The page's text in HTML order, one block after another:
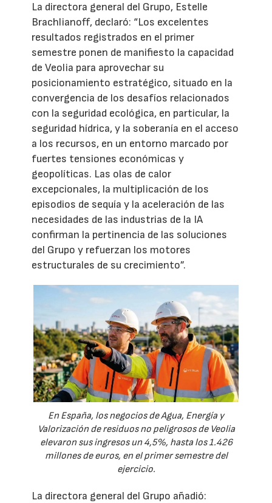
La directora general del Grupo, Estelle
Brachlianoff, declaró: “Los excelentes
resultados registrados en el primer
semestre ponen de manifiesto la capacidad
de Veolia para aprovechar su
posicionamiento estratégico, situado en la
convergencia de los desafíos relacionados
con la seguridad ecológica, en particular, la
seguridad hídrica, y la soberanía en el acceso
a los recursos, en un entorno marcado por
fuertes tensiones económicas y
geopolíticas. Las olas de calor
excepcionales, la multiplicación de los
episodios de sequía y la aceleración de las
necesidades de las industrias de la IA
confirman la pertinencia de las soluciones
del Grupo y refuerzan los motores
estructurales de su crecimiento”.
En España, los negocios de Agua, Energía y
Valorización de residuos no peligrosos de Veolia
elevaron sus ingresos un 4,5%, hasta los 1.426
millones de euros, en el primer semestre del
ejercicio.
La directora general del Grupo añadió: